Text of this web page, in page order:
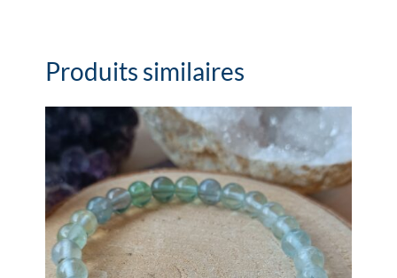
Produits similaires